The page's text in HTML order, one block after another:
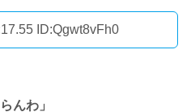
ID:Qgwt8vFh0
んわ」